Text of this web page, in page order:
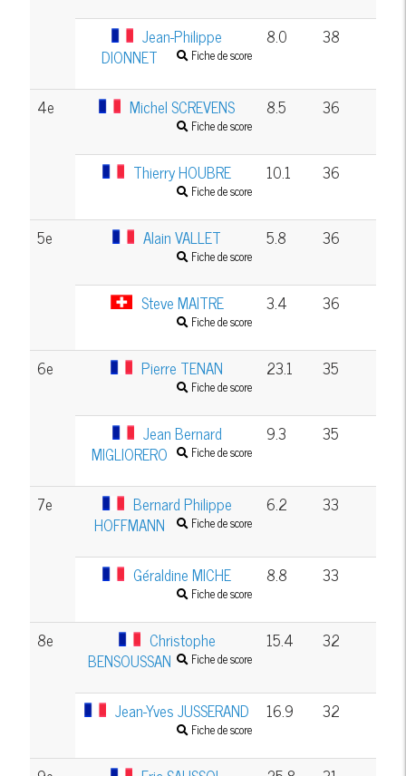
Jean-Philippe
DIONNET
Fiche de score
8.0 38
4e Michel SCREVENS
Fiche de score
8.5 36
Thierry HOUBRE
Fiche de score
10.1 36
5e Alain VALLET
Fiche de score
5.8 36
Steve MAITRE
Fiche de score
3.4 36
6e Pierre TENAN
Fiche de score
23.1 35
Jean Bernard
MIGLIORERO
Fiche de score
9.3 35
7e
Bernard Philippe
HOFFMANN
Fiche de score
6.2 33
Géraldine MICHE
Fiche de score
8.8 33
8e
Christophe
BENSOUSSAN
Fiche de score
15.4 32
Jean-Yves JUSSERAND
Fiche de score
16.9 32